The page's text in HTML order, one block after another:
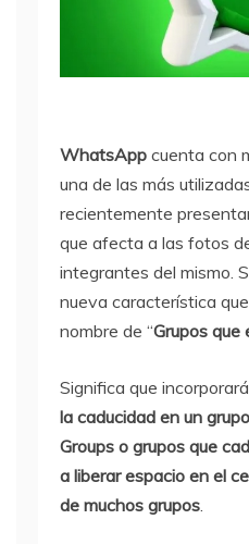
WhatsApp cuenta con
una de las más
recientemente
que afecta a las fotos
integrantes del mismo.
nueva característica
nombre de “Grupos que
Significa que incorporará
la caducidad en un
Groups o grupos que
a liberar espacio en el
de muchos grupos.